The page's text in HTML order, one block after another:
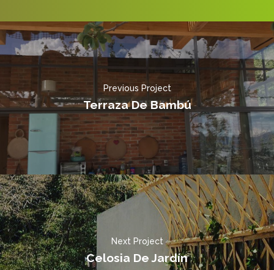
Previous Project
Terraza De Bambú
Next Project
Celosia De Jardín